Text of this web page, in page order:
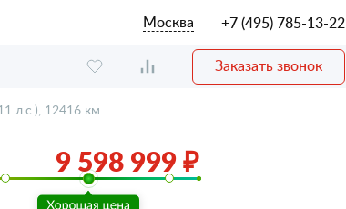
Москва +7 (495) 785-13-22
Заказать звонок
л.с.), 12416 км
9 598 999 ₽